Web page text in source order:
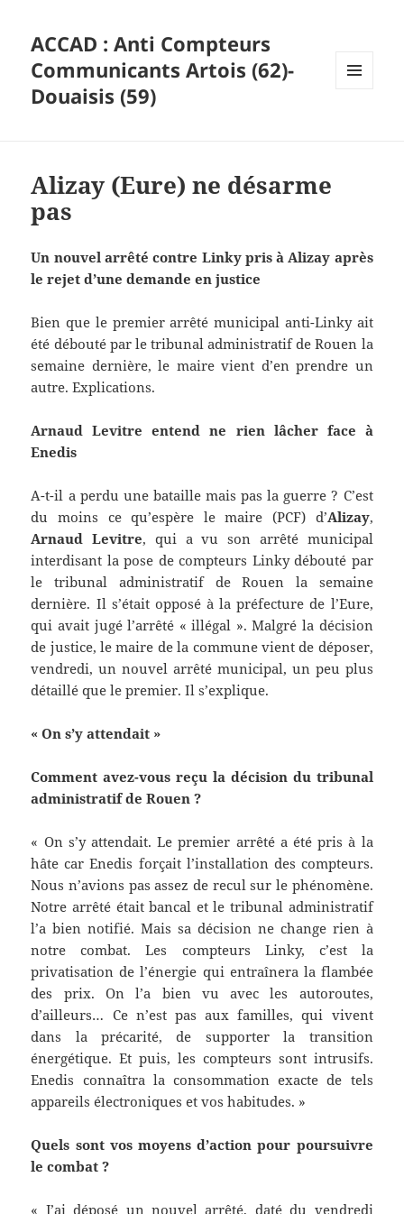
ACCAD : Anti Compteurs
Communicants Artois (62)-
Douaisis (59)
Alizay (Eure) ne désarme
pas
Un nouvel arrêté contre Linky pris à Alizay après
le rejet d’une demande en justice
Bien que le premier arrêté municipal anti-Linky ait
été débouté par le tribunal administratif de Rouen la
semaine dernière, le maire vient d’en prendre un
autre. Explications.
Arnaud Levitre entend ne rien lâcher face à
Enedis
A-t-il a perdu une bataille mais pas la guerre ? C’est
du moins ce qu’espère le maire (PCF) d’Alizay,
Arnaud Levitre, qui a vu son arrêté municipal
interdisant la pose de compteurs Linky débouté par
le tribunal administratif de Rouen la semaine
dernière. Il s’était opposé à la préfecture de l’Eure,
qui avait jugé l’arrêté « illégal ». Malgré la décision
de justice, le maire de la commune vient de déposer,
vendredi, un nouvel arrêté municipal, un peu plus
détaillé que le premier. Il s’explique.
« On s’y attendait »
Comment avez-vous reçu la décision du tribunal
administratif de Rouen ?
« On s’y attendait. Le premier arrêté a été pris à la
hâte car Enedis forçait l’installation des compteurs.
Nous n’avions pas assez de recul sur le phénomène.
Notre arrêté était bancal et le tribunal administratif
l’a bien notifié. Mais sa décision ne change rien à
notre combat. Les compteurs Linky, c’est la
privatisation de l’énergie qui entraînera la flambée
des prix. On l’a bien vu avec les autoroutes,
d’ailleurs… Ce n’est pas aux familles, qui vivent
dans la précarité, de supporter la transition
énergétique. Et puis, les compteurs sont intrusifs.
Enedis connaîtra la consommation exacte de tels
appareils électroniques et vos habitudes. »
Quels sont vos moyens d’action pour poursuivre
le combat ?
« J’ai déposé un nouvel arrêté, daté du vendredi